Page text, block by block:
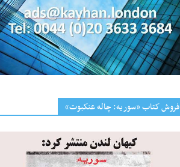
فروش کتاب «سوریه: چاله عنکبوت»